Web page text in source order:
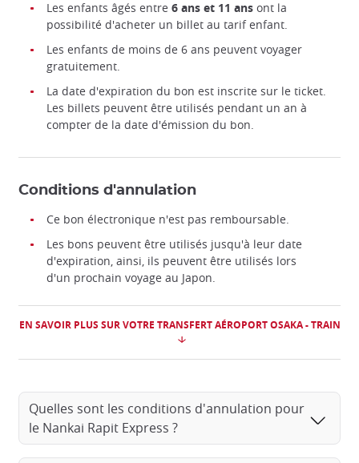
Les enfants âgés entre 6 ans et 11 ans ont la
possibilité d'acheter un billet au tarif enfant.
Les enfants de moins de 6 ans peuvent voyager
gratuitement.
La date d'expiration du bon est inscrite sur le ticket.
Les billets peuvent être utilisés pendant un an à
compter de la date d'émission du bon.
Conditions d'annulation
Ce bon électronique n'est pas remboursable.
Les bons peuvent être utilisés jusqu'à leur date
d'expiration, ainsi, ils peuvent être utilisés lors
d'un prochain voyage au Japon.
EN SAVOIR PLUS SUR VOTRE TRANSFERT AÉROPORT OSAKA - TRAIN
Quelles sont les conditions d'annulation pour
le Nankai Rapit Express ?